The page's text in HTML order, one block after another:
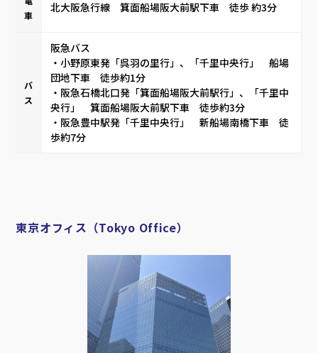
車
北大阪急行線 箕面船場阪大前駅下車 徒歩 約3分
バ
ス
阪急バス
・小野原東発「呉羽の里行」、「千里中央行」 船場
団地下車 徒歩約1分
・阪急石橋北口発「箕面船場阪大前駅行」、「千里中
央行」 箕面船場阪大前駅下車 徒歩約3分
・阪急豊中駅発「千里中央行」 新船場南橋下車 徒
歩約7分
東京オフィス（Tokyo Office）